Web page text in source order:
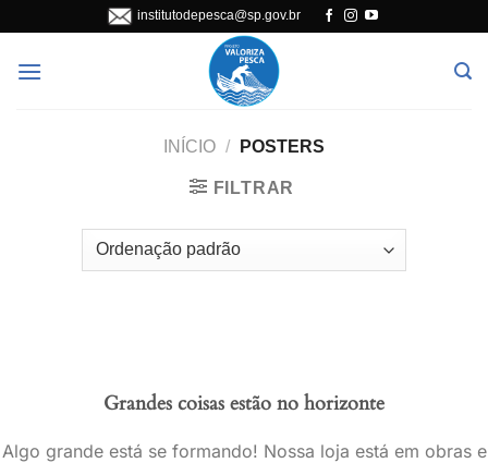
content
institutodepesca@sp.gov.br
INÍCIO / POSTERS
FILTRAR
Grandes coisas estão no horizonte
Algo grande está se formando! Nossa loja está em obras e